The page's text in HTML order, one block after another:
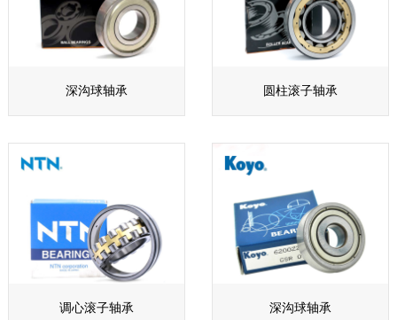
深沟球轴承 圆柱滚子轴承
调心滚子轴承 深沟球轴承